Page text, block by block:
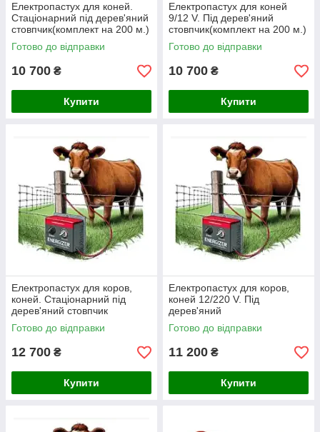
Електропастух для коней.
Стаціонарний під дерев'яний
стовпчик(комплект на 200 м.)
Готово до відправки
10 700 ₴
Купити
Електропастух для коней
9/12 V. Під дерев'яний
стовпчик(комплект на 200 м.)
Готово до відправки
10 700 ₴
Купити
Електропастух для коров,
коней. Стаціонарний під
дерев'яний стовпчик
(комплект на 500 м.)
Готово до відправки
12 700 ₴
Купити
Електропастух для коров,
коней 12/220 V. Під
дерев'яний
стовпчик(комплект на 300 м)
- чотири ряди
Готово до відправки
11 200 ₴
Купити